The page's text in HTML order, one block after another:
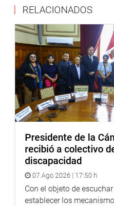
RELACIONADOS
Presidente de la
recibió a colectivo
discapacidad
07 Ago 2026 | 17:50 h
Con el objeto de
establecer los